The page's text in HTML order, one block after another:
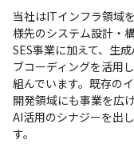
将来的には、本人の希
を目指すことができま
・Linux／インフラのス
・ミドルウェアに強み
・インフラチームのリ
・顧客折衝、作業調整
当社はITインフラ領域
様先のシステム設計・
SES事業に加えて、生
ブコーディングを活用
組んでいます。既存の
開発領域にも事業を広
AI活用のシナジーを出
す。